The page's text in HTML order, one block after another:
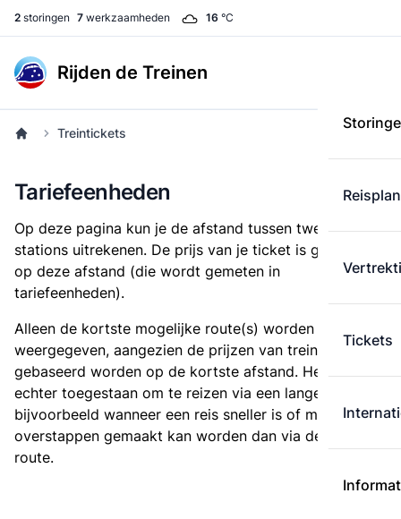
2 storingen 7 werkzaamheden 16 °C
Rijden de Treinen
Tickets
Treintickets
Tariefeenheden
Op deze pagina kun je de afstand tussen twee
stations uitrekenen. De prijs van je ticket is gebaseerd
op deze afstand (die wordt gemeten in
tariefeenheden).
Alleen de kortste mogelijke route(s) worden
weergegeven, aangezien de prijzen van treintickets
gebaseerd worden op de kortste afstand. Het is
echter toegestaan om te reizen via een langere route,
bijvoorbeeld wanneer een reis sneller is of met minder
overstappen gemaakt kan worden dan via de kortste
route.